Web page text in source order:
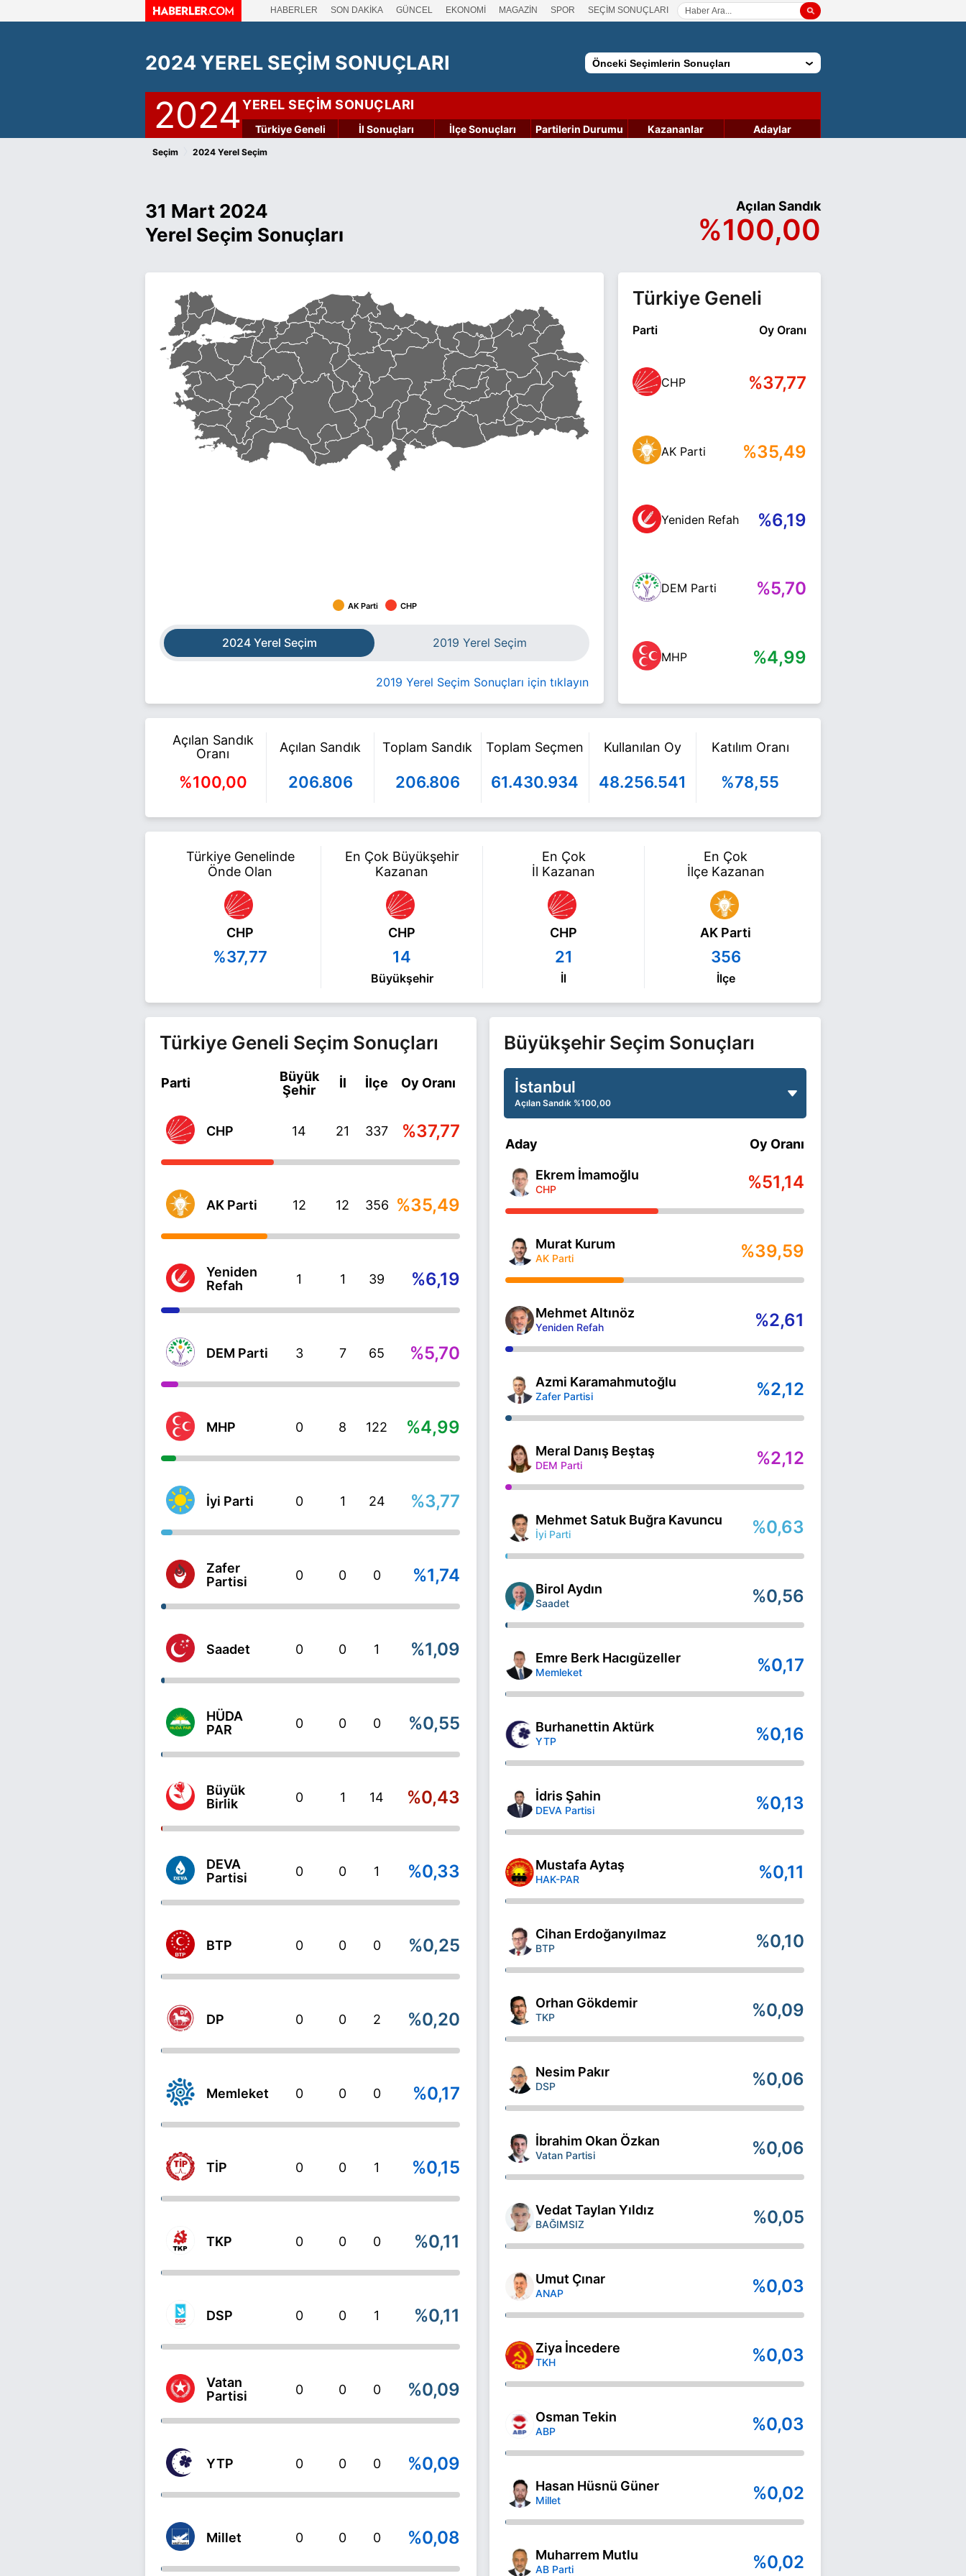
HABERLER SON DAKİKA GÜNCEL EKONOMİ MAGAZİN SPOR SEÇİM SONUÇLARI
2024 YEREL SEÇİM SONUÇLARI Önceki Seçimlerin Sonuçları
2024YEREL SEÇİM SONUÇLARI
Türkiye Geneli İl Sonuçları İlçe Sonuçları Partilerin Durumu Kazananlar Adaylar
Seçim 2024 Yerel Seçim
31 Mart 2024
Yerel Seçim Sonuçları
Açılan Sandık
%100,00
AK Parti CHP
2024 Yerel Seçim 2019 Yerel Seçim
2019 Yerel Seçim Sonuçları için tıklayın
Türkiye Geneli
Parti Oy Oranı
CHP %37,77
AK Parti %35,49
Yeniden Refah %6,19
DEM Parti %5,70
MHP %4,99
Açılan Sandık
Oranı
%100,00
Açılan Sandık
206.806
Toplam Sandık
206.806
Toplam Seçmen
61.430.934
Kullanılan Oy
48.256.541
Katılım Oranı
%78,55
Türkiye Genelinde
Önde Olan
CHP
%37,77
En Çok Büyükşehir
Kazanan
CHP
14
Büyükşehir
En Çok
İl Kazanan
CHP
21
İl
En Çok
İlçe Kazanan
AK Parti
356
İlçe
Türkiye Geneli Seçim Sonuçları
Parti
Büyük
Şehir
İl İlçe Oy Oranı
CHP 14 21 337 %37,77
AK Parti 12 12 356 %35,49
Yeniden
Refah
1 1 39 %6,19
DEM Parti 3 7 65 %5,70
MHP 0 8 122 %4,99
İyi Parti 0 1 24 %3,77
Zafer
Partisi
0 0 0 %1,74
Saadet 0 0 1 %1,09
HÜDA
PAR
0 0 0 %0,55
Büyük
Birlik
0 1 14 %0,43
DEVA
Partisi
0 0 1 %0,33
BTP 0 0 0 %0,25
DP 0 0 2 %0,20
Memleket 0 0 0 %0,17
TİP 0 0 1 %0,15
TKP 0 0 0 %0,11
DSP 0 0 1 %0,11
Vatan
Partisi
0 0 0 %0,09
YTP 0 0 0 %0,09
Millet 0 0 0 %0,08
Büyükşehir Seçim Sonuçları
Açılan Sandık %100,00
İstanbul
Aday Oy Oranı
Ekrem İmamoğlu
CHP %51,14
Murat Kurum
AK Parti %39,59
Mehmet Altınöz
Yeniden Refah %2,61
Azmi Karamahmutoğlu
Zafer Partisi %2,12
Meral Danış Beştaş
DEM Parti %2,12
Mehmet Satuk Buğra Kavuncu
İyi Parti %0,63
Birol Aydın
Saadet %0,56
Emre Berk Hacıgüzeller
Memleket %0,17
Burhanettin Aktürk
YTP %0,16
İdris Şahin
DEVA Partisi %0,13
Mustafa Aytaş
HAK-PAR %0,11
Cihan Erdoğanyılmaz
BTP %0,10
Orhan Gökdemir
TKP %0,09
Nesim Pakır
DSP %0,06
İbrahim Okan Özkan
Vatan Partisi %0,06
Vedat Taylan Yıldız
BAĞIMSIZ %0,05
Umut Çınar
ANAP %0,03
Ziya İncedere
TKH %0,03
Osman Tekin
ABP %0,03
Hasan Hüsnü Güner
Millet %0,02
Muharrem Mutlu
AB Parti %0,02